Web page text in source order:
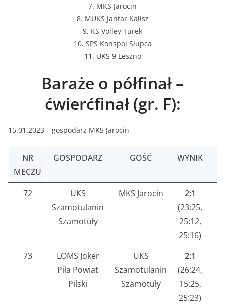
7. MKS Jarocin
8. MUKS Jantar Kalisz
9. KS Volley Turek
10. SPS Konspol Słupca
11. UKS 9 Leszno
Baraże o półfinał –
ćwierćfinał (gr. F):
15.01.2023 – gospodarz MKS Jarocin
NR
MECZU
GOSPODARZ GOŚĆ WYNIK
72
UKS
Szamotulanin
Szamotuły
MKS Jarocin
2:1
(23:25,
25:12,
25:16)
73
LOMS Joker
Piła Powiat
Pilski
UKS
Szamotulanin
Szamotuły
2:1
(26:24,
15:25,
25:23)